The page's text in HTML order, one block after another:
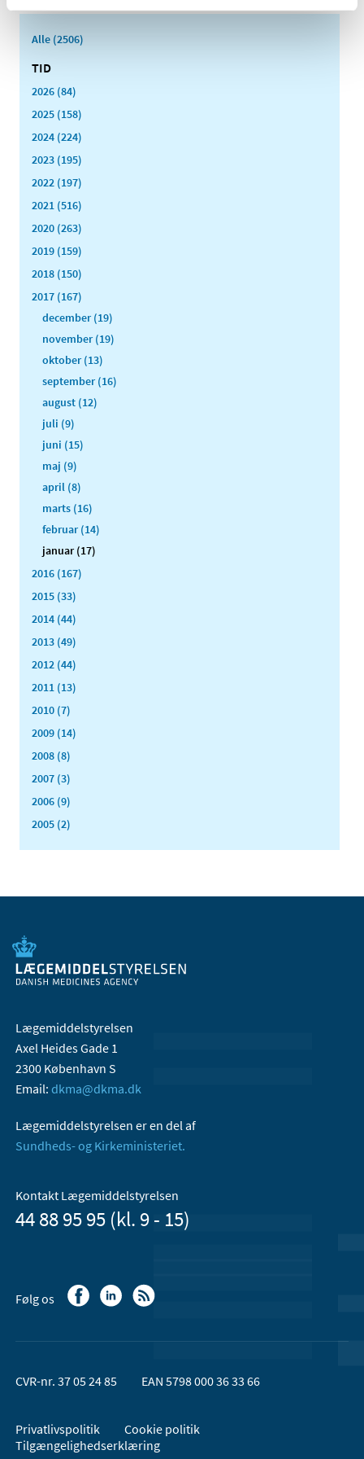
Alle (2506)
TID
2026 (84)
2025 (158)
2024 (224)
2023 (195)
2022 (197)
2021 (516)
2020 (263)
2019 (159)
2018 (150)
2017 (167)
december (19)
november (19)
oktober (13)
september (16)
august (12)
juli (9)
juni (15)
maj (9)
april (8)
marts (16)
februar (14)
januar (17)
2016 (167)
2015 (33)
2014 (44)
2013 (49)
2012 (44)
2011 (13)
2010 (7)
2009 (14)
2008 (8)
2007 (3)
2006 (9)
2005 (2)
Lægemiddelstyrelsen
Axel Heides Gade 1
2300 København S
Email: dkma@dkma.dk
Lægemiddelstyrelsen er en del af
Sundheds- og Kirkeministeriet.
Kontakt Lægemiddelstyrelsen
44 88 95 95 (kl. 9 - 15)
Følg os
CVR-nr. 37 05 24 85 EAN 5798 000 36 33 66
Privatlivspolitik
Cookie politik
Tilgængelighedserklæring